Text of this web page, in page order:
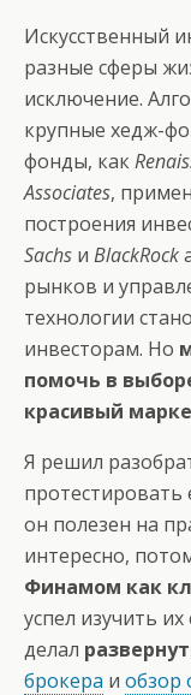
Искусственный
разные сферы
исключение.
крупные хедж-
фонды, как
Associates,
построения
Sachs и BlackRock
рынков и
технологии
инвесторам. Но
помочь в
красивый
Я решил
протестировать
он полезен на
интересно,
Финамом как
успел изучить
делал
брокера и обзор